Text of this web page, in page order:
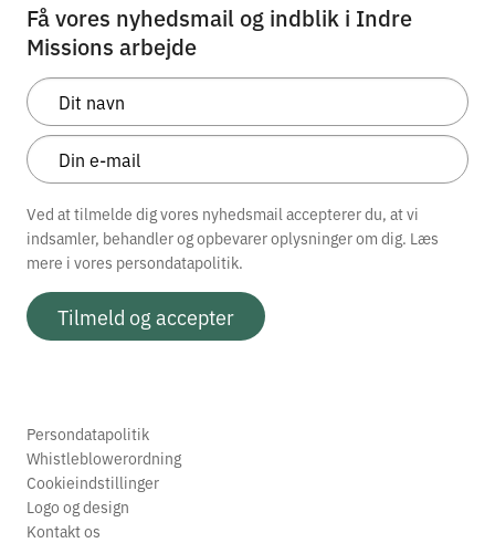
Få vores nyhedsmail og indblik i Indre
Missions arbejde
Ved at tilmelde dig vores nyhedsmail accepterer du, at vi
indsamler, behandler og opbevarer oplysninger om dig. Læs
mere i vores persondatapolitik.
Tilmeld og accepter
Persondatapolitik
Whistleblowerordning
Cookieindstillinger
Logo og design
Kontakt os